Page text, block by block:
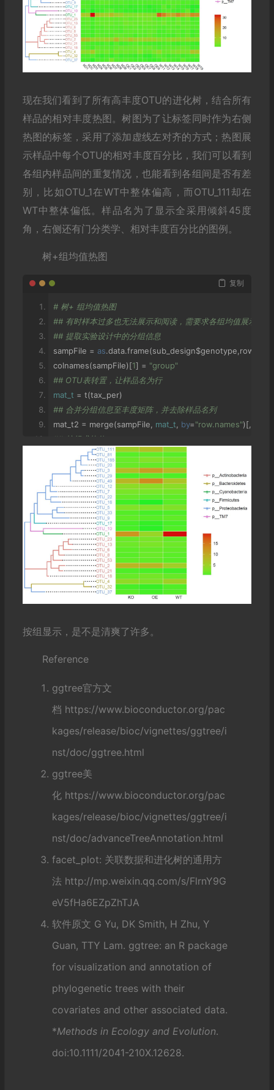
## 保存树图于变量，align调置树OTU文字对齐，linesize设置
p = ggtree(tree, aes(color=group))+
  theme
(legend
p
pdf(file ="ggtree_heat_sample.pdf", width
## 添加数字矩阵
gheatmap (p, tax_per, offset = .15, width=3, font.size
dev.off()
现在我们看到了所有高丰度OTU的进化树，结合所有
样品的相对丰度热图。树图为了让标签同时作为右侧
热图的标签，采用了添加虚线左对齐的方式；热图展
示样品中每个OTU的相对丰度百分比，我们可以看到
各组内样品间的重复情况，也能看到各组间是否有差
别，比如OTU_1在WT中整体偏高，而OTU_111却在
WT中整体偏低。样品名为了显示全采用倾斜45度
角，右侧还有门分类学、相对丰度百分比的图例。
树+组均值热图
复制
# 树+ 组均值热图
## 有时样本过多也无法展示和阅读，需要求各组均值展示：
## 提取实验设计中的分组信息
sampFile = as.data.frame(sub_design$genotype row
colnames(sampFile)[1] = "group"
## OTU表转置，让样品名为行
mat_t = t(tax_per)
## 合并分组信息至丰度矩阵，并去除样品名列
mat_t2 = merge(sampFile mat_t by="row.names")[,-
## 按组求均值
mat_mean = aggregate(mat_t2[,-1],
## 去除非数据列并转置
mat_mean_final = do.call(rbind, mat_mean)[-1,]
## 重命名列名为组名
colnames(mat_mean_final) = mat_mean$group
## 按组均值热图
pdf(file="ggtree_heat_group.pdf", width = 7, height
gheatmap(p, mat_mean_final, offset .05
dev.off()
按组显示，是不是清爽了许多。
Reference
ggtree官方文
档 https://www.bioconductor.org/pac
kages/release/bioc/vignettes/ggtree/i
nst/doc/ggtree.html
ggtree美
化 https://www.bioconductor.org/pac
kages/release/bioc/vignettes/ggtree/i
nst/doc/advanceTreeAnnotation.html
facet_plot: 关联数据和进化树的通用方
法 http://mp.weixin.qq.com/s/FlrnY9G
eV5fHa6EZpZhTJA
软件原文 G Yu, DK Smith, H Zhu, Y
Guan, TTY Lam. ggtree: an R package
for visualization and annotation of
phylogenetic trees with their
covariates and other associated data.
*Methods in Ecology and Evolution.
doi:10.1111/2041-210X.12628.